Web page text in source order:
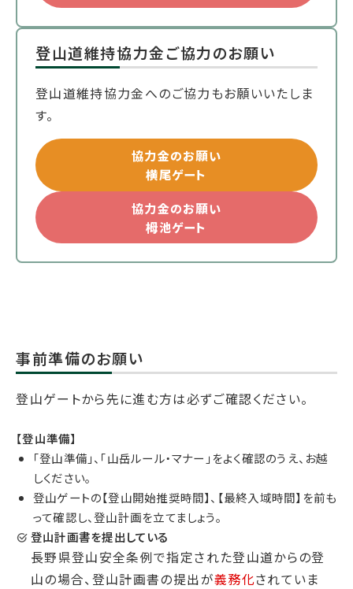
登山道維持協力金ご協力のお願い
登山道維持協力金へのご協力もお願いいたしま
す。
協力金のお願い
横尾ゲート
協力金のお願い
栂池ゲート
事前準備のお願い
登山ゲートから先に進む方は必ずご確認ください。
【登山準備】
「登山準備」、「山岳ルール・マナー」をよく確認のうえ、お越
しください。
登山ゲートの【登山開始推奨時間】、【最終入域時間】を前も
って確認し、登山計画を立てましょう。
登山計画書を提出している
長野県登山安全条例で指定された登山道からの登
山の場合、登山計画書の提出が義務化されていま